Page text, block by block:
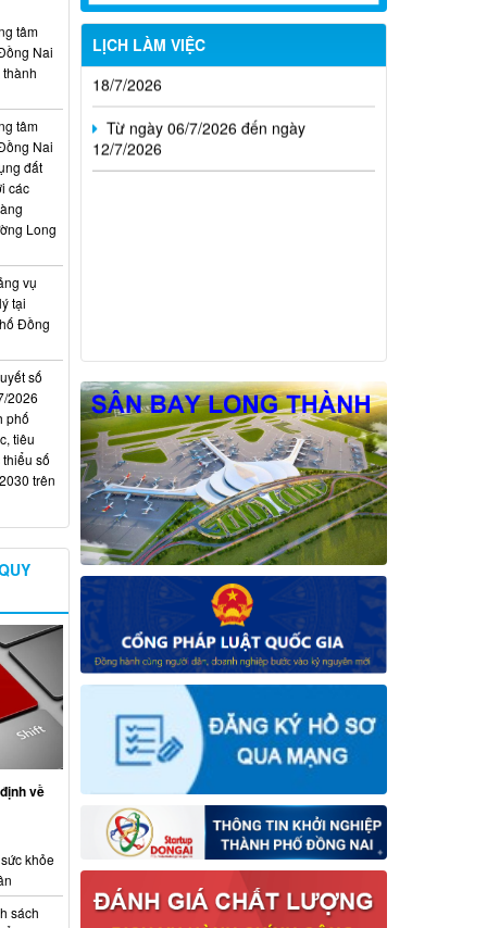
LỊCH LÀM VIỆC
Từ ngày 13/7/2026 đến ngày
18/7/2026
12/7/2026
tâm
Nai
tâm
Nai
đất
các
Long
vụ
tại
Đồng
số
2026
phố
tiêu
số
trên
về
khỏe
sách